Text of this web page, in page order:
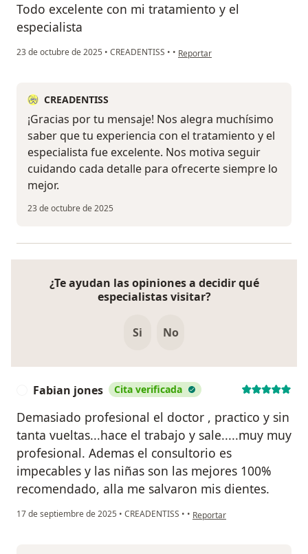
Todo excelente con mi tratamiento y el
especialista
23 de octubre de 2025 • CREADENTISS • • en opinión del usuario Ag
Reportar
CREADENTISS
¡Gracias por tu mensaje! Nos alegra muchísimo
saber que tu experiencia con el tratamiento y el
especialista fue excelente. Nos motiva seguir
cuidando cada detalle para ofrecerte siempre lo
mejor.
23 de octubre de 2025
¿Te ayudan las opiniones a decidir qué
especialistas visitar?
Si No
Fabian jones Cita verificada
Demasiado profesional el doctor , practico y sin
tanta vueltas...hace el trabajo y sale.....muy muy
profesional. Ademas el consultorio es
impecables y las niñas son las mejores 100%
recomendado, alla me salvaron mis dientes.
17 de septiembre de 2025 • CREADENTISS • • en opinión del usuario Fabian
Reportar